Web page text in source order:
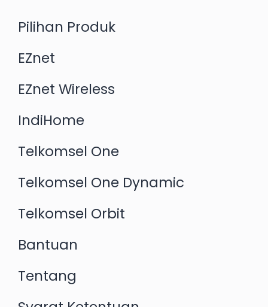
Pilihan Produk
EZnet
EZnet Wireless
IndiHome
Telkomsel One
Telkomsel One Dynamic
Telkomsel Orbit
Bantuan
Tentang